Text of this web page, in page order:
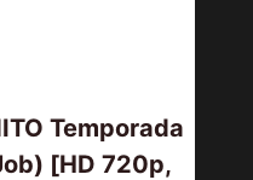
Temporada
[HD 720p,